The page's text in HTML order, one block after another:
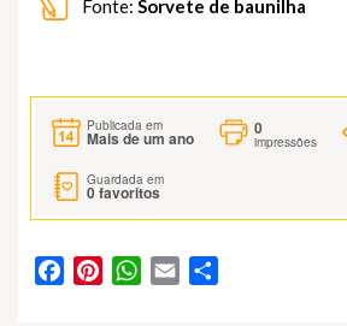
Fonte: Sorvete de baunilha
Publicada em
Mais de um ano
0
impressões
Guardada em
0favoritos
FacebookPinterestWhatsApp
Email